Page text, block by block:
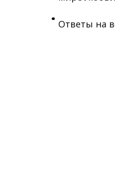
Ответы на